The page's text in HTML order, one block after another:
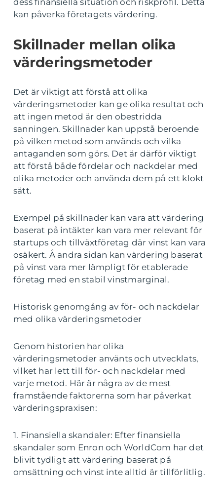
dess finansiella situation och riskprofil. Detta
kan påverka företagets värdering.
Skillnader mellan olika
värderingsmetoder
Det är viktigt att förstå att olika
värderingsmetoder kan ge olika resultat och
att ingen metod är den obestridda
sanningen. Skillnader kan uppstå beroende
på vilken metod som används och vilka
antaganden som görs. Det är därför viktigt
att förstå både fördelar och nackdelar med
olika metoder och använda dem på ett klokt
sätt.
Exempel på skillnader kan vara att värdering
baserat på intäkter kan vara mer relevant för
startups och tillväxtföretag där vinst kan vara
osäkert. Å andra sidan kan värdering baserat
på vinst vara mer lämpligt för etablerade
företag med en stabil vinstmarginal.
Historisk genomgång av för- och nackdelar
med olika värderingsmetoder
Genom historien har olika
värderingsmetoder använts och utvecklats,
vilket har lett till för- och nackdelar med
varje metod. Här är några av de mest
framstående faktorerna som har påverkat
värderingspraxisen:
1. Finansiella skandaler: Efter finansiella
skandaler som Enron och WorldCom har det
blivit tydligt att värdering baserat på
omsättning och vinst inte alltid är tillförlitlig.